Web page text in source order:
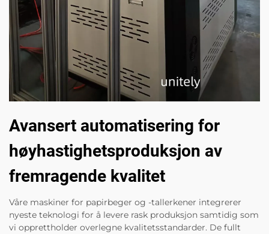
Avansert automatisering for
høyhastighetsproduksjon av
fremragende kvalitet
Våre maskiner for papirbeger og -tallerkener integrerer
nyeste teknologi for å levere rask produksjon samtidig som
vi opprettholder overlegne kvalitetsstandarder. De fullt